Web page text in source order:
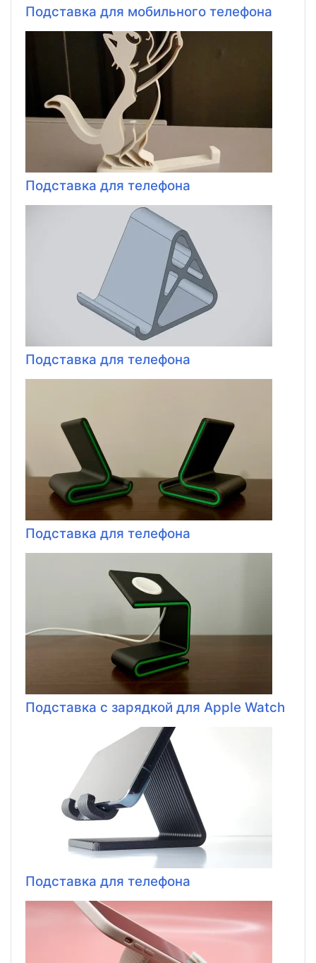
Подставка для мобильного телефона
Подставка для телефона
Подставка для телефона
Подставка для телефона
Подставка с зарядкой для Apple Watch
Подставка для телефона